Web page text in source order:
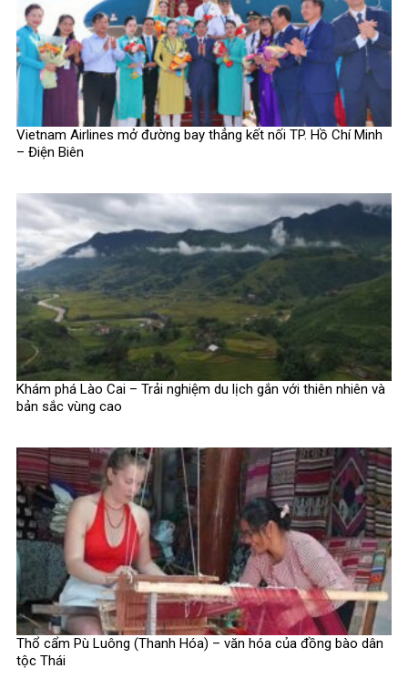
Vietnam Airlines mở đường bay thẳng kết nối TP. Hồ Chí Minh
– Điện Biên
Khám phá Lào Cai – Trải nghiệm du lịch gắn với thiên nhiên và
bản sắc vùng cao
Thổ cẩm Pù Luông (Thanh Hóa) – văn hóa của đồng bào dân
tộc Thái